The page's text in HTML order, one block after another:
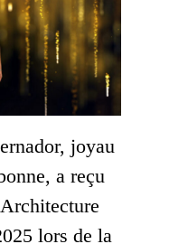
joyau
a reçu
lors de la